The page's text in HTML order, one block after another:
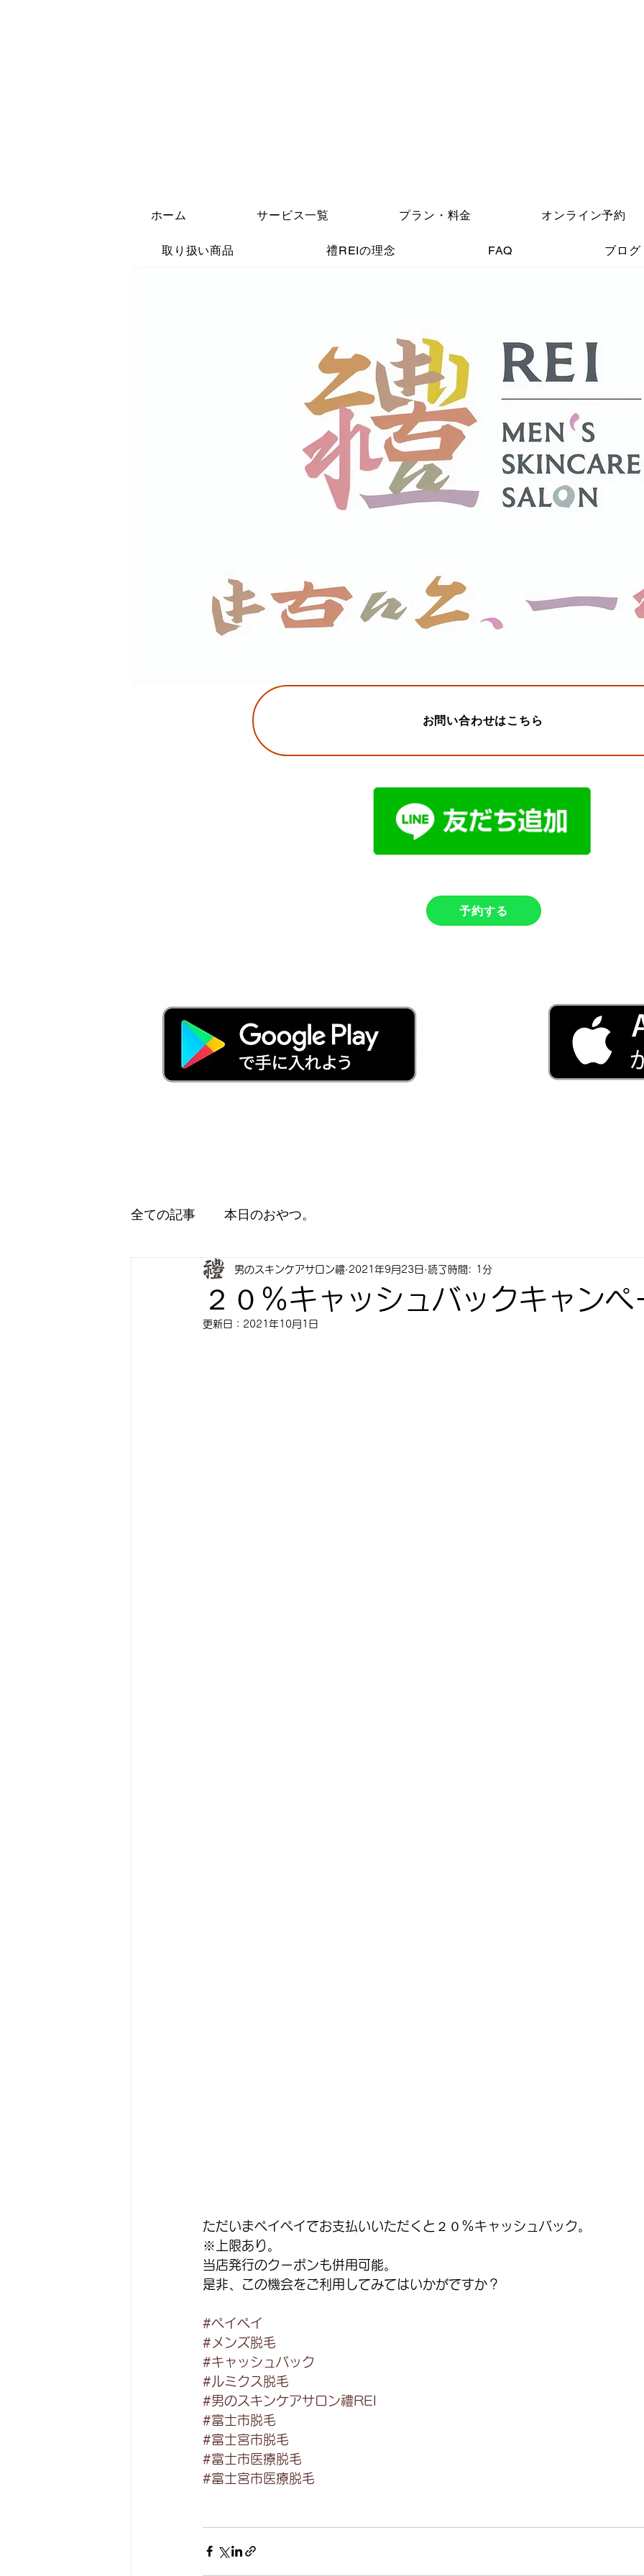
ホーム サービス一覧 プラン・料金 オンライン予約
取り扱い商品 禮REIの理念 FAQ ブログ
お問い合わせはこちら
予約する
全ての記事 本日のおやつ。
２０%キャッシュバックキャンペ
男のスキンケアサロン禮 2021年9月23日 読了時間: 1分
更新日： 2021年10月1日
ただいまペイペイでお支払いいただくと２０%キャッシュバック。
※上限あり。
当店発行のクーポンも併用可能。
是非、この機会をご利用してみてはいかがですか？
#ペイペイ
#メンズ脱毛
#キャッシュバック
#ルミクス脱毛
#男のスキンケアサロン禮REI
#富士市脱毛
#富士宮市脱毛
#富士市医療脱毛
#富士宮市医療脱毛